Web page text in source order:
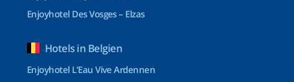
Enjoyhotel Des Vosges – Elzas
Hotels in Belgien
Enjoyhotel L’Eau Vive Ardennen